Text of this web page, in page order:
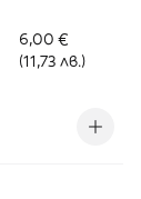
6,00 €
(11,73 лв.)